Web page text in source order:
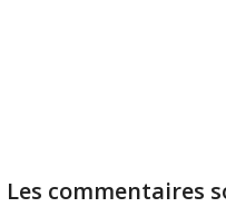
Les commentaires